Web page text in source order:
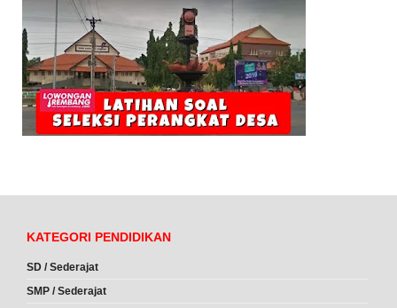
KATEGORI PENDIDIKAN
SD / Sederajat
SMP / Sederajat